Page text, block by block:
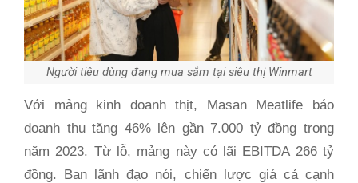
Người tiêu dùng đang mua sắm tại siêu thị Winmart
Với mảng kinh doanh thịt, Masan Meatlife báo
doanh thu tăng 46% lên gần 7.000 tỷ đồng trong
năm 2023. Từ lỗ, mảng này có lãi EBITDA 266 tỷ
đồng. Ban lãnh đạo nói, chiến lược giá cả cạnh